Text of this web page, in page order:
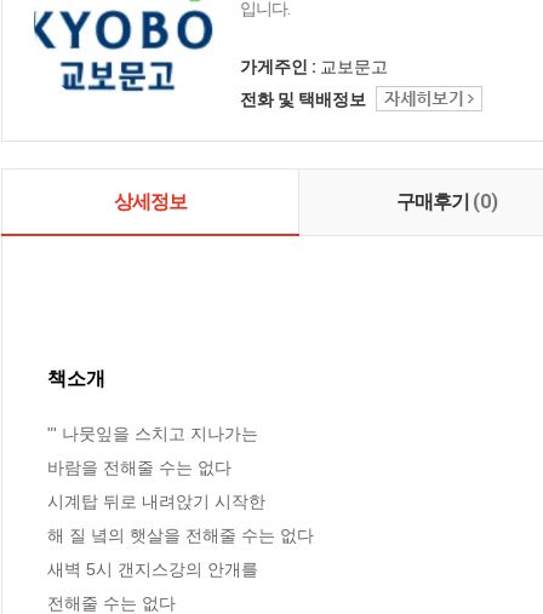
입니다.
가게주인 : 교보문고
전화 및 택배정보
상세정보 구매후기 (0)
책소개
"' 나뭇잎을 스치고 지나가는
바람을 전해줄 수는 없다
시계탑 뒤로 내려앉기 시작한
해 질 녘의 햇살을 전해줄 수는 없다
새벽 5시 갠지스강의 안개를
전해줄 수는 없다